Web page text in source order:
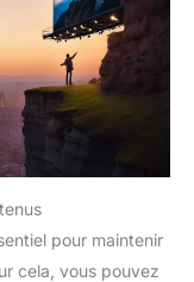
pour maintenir
cela, vous pouvez